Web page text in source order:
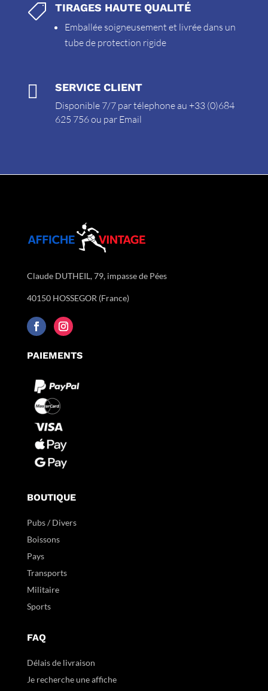
 TIRAGES HAUTE QUALITÉ
Emballée soigneusement et livrée dans un
tube de protection rigide
 SERVICE CLIENT
Disponible 7/7 par télephone au +33 (0)684
625 756 ou par Email
Claude DUTHEIL, 79, impasse de Pées
40150 HOSSEGOR (France)
PAIEMENTS
BOUTIQUE
Pubs / Divers
Boissons
Pays
Transports
Militaire
Sports
FAQ
Délais de livraison
Je recherche une affiche